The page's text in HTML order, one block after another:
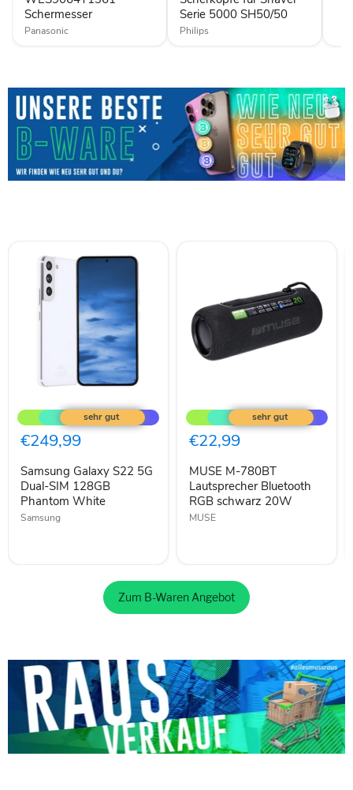
Schermesser
Panasonic
Serie 5000 SH50/50
Philips
Galaxy
S22
5G
Dual-
128GB
Phantom
White
€249,99
Samsung Galaxy S22 5G
Dual-SIM 128GB
Phantom White
Samsung
M-
780BT
Lautsprecher
Bluetooth
schwarz
20W
€22,99
MUSE M-780BT
Lautsprecher Bluetooth
RGB schwarz 20W
MUSE
Zum B-Waren Angebot